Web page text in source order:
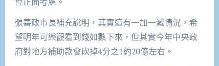
張善政市長補充說明，其實這有一加一減情況，希
望明年可樂觀看到錢如數下來，但其實今年中央政
府對地方補助款會砍掉4分之1約20億左右。